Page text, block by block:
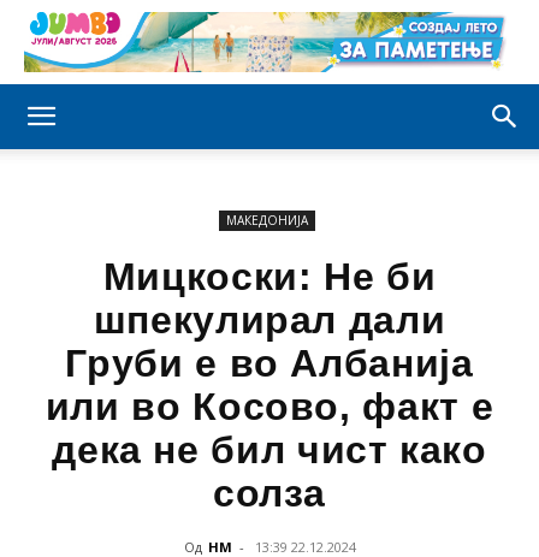
МАКЕДОНИЈА
Мицкоски: Не би
шпекулирал дали
Груби е во Албанија
или во Косово, факт е
дека не бил чист како
солза
Од НМ - 13:39 22.12.2024